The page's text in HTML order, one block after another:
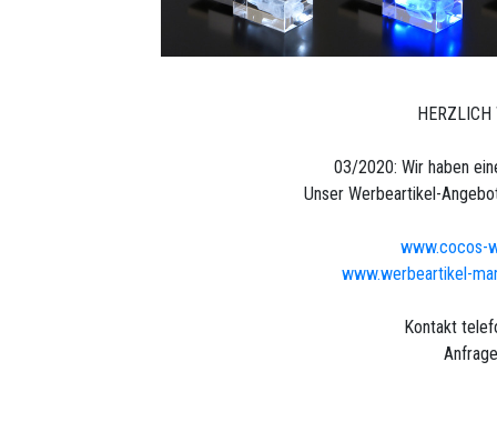
HERZLICH
03/2020: Wir haben
Unser Werbeartikel-
www.cocos-
www.werbeartikel-
Kontakt